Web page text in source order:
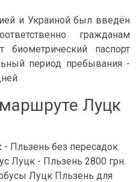
и Украиной был введён
гражданам
паспорт
период пребывания -
Луцк
Пльзень без пересадок.
Луцк - Пльзень 2800 грн.
Луцк Пльзень для